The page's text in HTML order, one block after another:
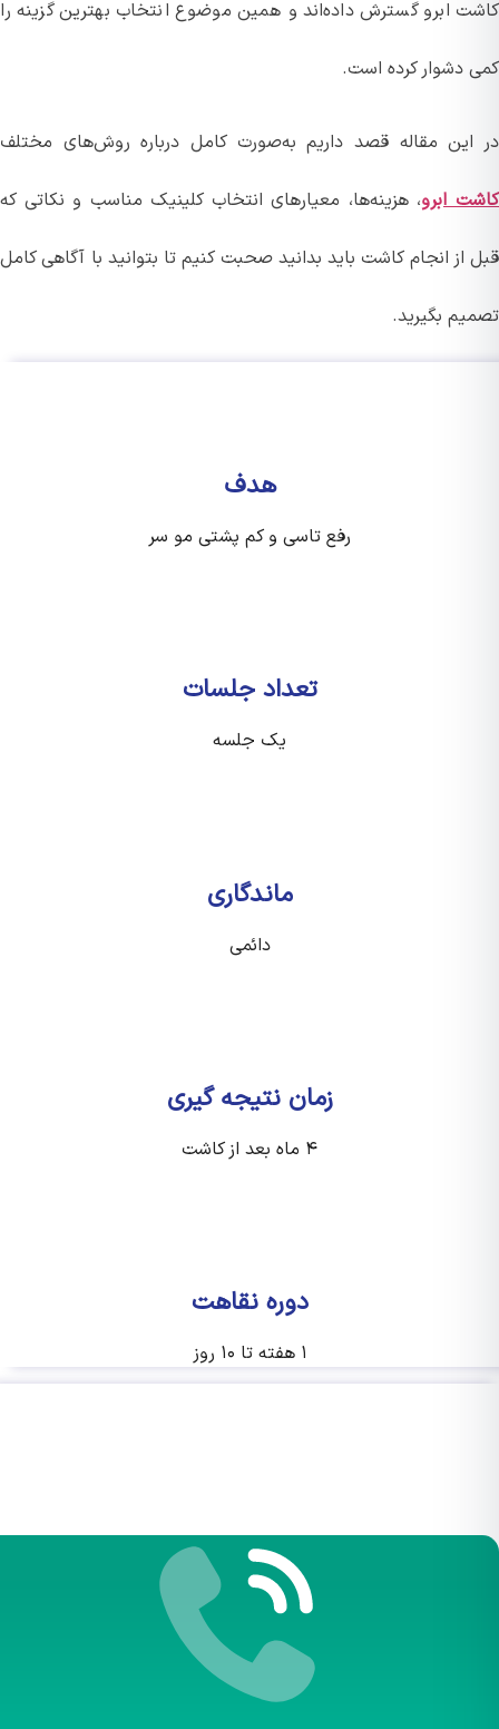
ابرو گسترش داده‌اند و همین موضوع انتخاب بهترین گزینه را
دشوار کرده است.
مقاله قصد داریم به‌صورت کامل درباره روش‌های مختلف
ابرو، هزینه‌ها، معیارهای انتخاب کلینیک مناسب و نکاتی که
از انجام کاشت باید بدانید صحبت کنیم تا بتوانید با آگاهی کامل
بگیرید.
هدف
رفع تاسی و کم پشتی مو سر
تعداد جلسات
یک جلسه
ماندگاری
دائمی
زمان نتیجه گیری
دوره نقاهت